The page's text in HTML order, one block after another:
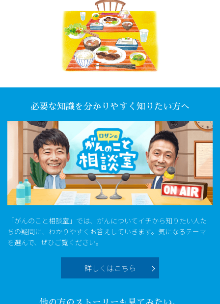
必要な知識を分かりやすく知りたい方へ
「がんのこと相談室」では、がんについてイチから知りたい人た
ちの疑問に、わかりやすくお答えしていきます。気になるテーマ
を選んで、ぜひご覧ください。
詳しくはこちら